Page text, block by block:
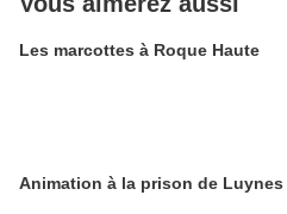
Les marcottes à Roque Haute
Animation à la prison de Luynes